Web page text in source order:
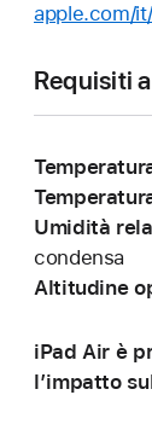
apple.com/
Requisiti
Umidità
condensa
Altitudine
iPad Air è
l’impatto